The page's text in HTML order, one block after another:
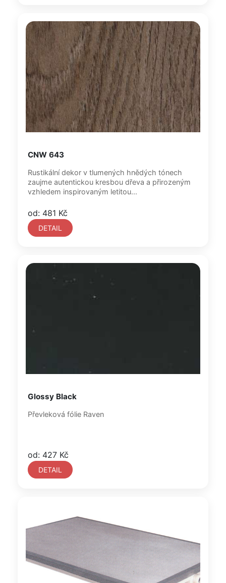
CNW 643
Rustikální dekor v tlumených hnědých tónech
zaujme autentickou kresbou dřeva a přirozeným
vzhledem inspirovaným letitou...
od: 481 Kč
DETAIL
Glossy Black
Převleková fólie Raven
od: 427 Kč
DETAIL